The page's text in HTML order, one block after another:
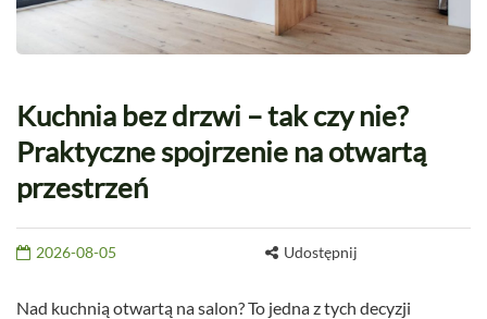
Kuchnia bez drzwi – tak czy nie?
Praktyczne spojrzenie na otwartą
przestrzeń
2026-08-05 Udostępnij
Nad kuchnią otwartą na salon? To jedna z tych decyzji